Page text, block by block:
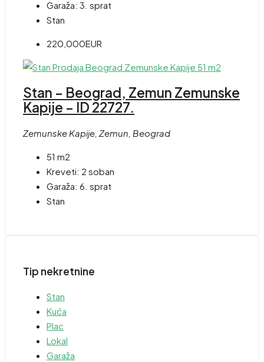
Garaža: 3. sprat
Stan
220,000EUR
Stan – Beograd, Zemun Zemunske
Kapije – ID 22727.
Zemunske Kapije, Zemun, Beograd
51 m2
Kreveti: 2 soban
Garaža: 6. sprat
Stan
Tip nekretnine
Stan
Kuća
Plac
Lokal
Garaža